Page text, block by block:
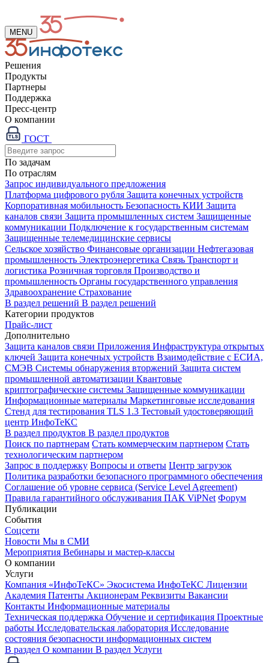
MENU
Решения
Продукты
Партнеры
Поддержка
Пресс-центр
О компании
ГОСТ
По задачам
По отраслям
Запрос индивидуального предложения
Платформа цифрового рубля Защита конечных устройств
Корпоративная мобильность Безопасность КИИ Защита
каналов связи Защита промышленных систем Защищенные
коммуникации Подключение к государственным системам
Защищенные телемедицинские сервисы
Сельское хозяйство Финансовые организации Нефтегазовая
промышленность Электроэнергетика Связь Транспорт и
логистика Розничная торговля Производство и
промышленность Органы государственного управления
Здравоохранение Страхование
В раздел решений В раздел решений
Категории продуктов
Прайс-лист
Дополнительно
Защита каналов связи Приложения Инфраструктура открытых
ключей Защита конечных устройств Взаимодействие с ЕСИА,
СМЭВ Системы обнаружения вторжений Защита систем
промышленной автоматизации Квантовые
криптографические системы Защищенные коммуникации
Информационные материалы Маркетинговые исследования
Стенд для тестирования TLS 1.3 Тестовый удостоверяющий
центр ИнфоТеКС
В раздел продуктов В раздел продуктов
Поиск по партнерам Стать коммерческим партнером Стать
технологическим партнером
Запрос в поддержку Вопросы и ответы Центр загрузок
Политика разработки безопасного программного обеспечения
Соглашение об уровне сервиса (Service Level Agreement)
Правила гарантийного обслуживания ПАК ViPNet Форум
Публикации
События
Соцсети
Новости Мы в СМИ
Мероприятия Вебинары и мастер-классы
О компании
Услуги
Компания «ИнфоТеКС» Экосистема ИнфоТеКС Лицензии
Академия Патенты Акционерам Реквизиты Вакансии
Контакты Информационные материалы
Техническая поддержка Обучение и сертификация Проектные
работы Исследовательская лаборатория Исследование
состояния безопасности информационных систем
В раздел О компании В раздел Услуги